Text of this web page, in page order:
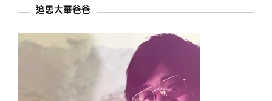
追思大華爸爸